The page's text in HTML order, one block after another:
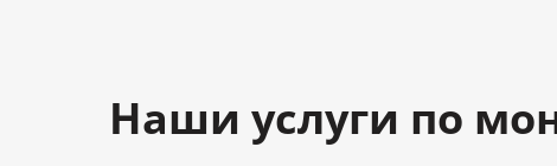
Наши услуги по